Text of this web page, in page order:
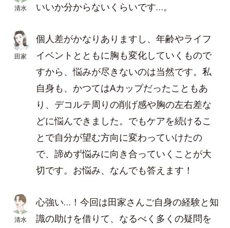
清水
いいか分からないくらいです…。
田家
個人差がかなりありますし、年齢やライフ
イベントとともに胸も変化していくもので
すから、悩みが尽きないのは当然です。私
自身も、かつてはAカップだったこともあ
り、デコルテ周りの削げ感や胸の左右差な
どに悩んできました。でもケアを続けるこ
とで自分が望む方向に変わっていけたの
で、諦めず悩みに向き合っていくことが大
切です。お悩み、なんでも答えます！
清水
心強い…！今回は田家さんご自身の経験と知
識の助けを借りて、なるべく多くの疑問を